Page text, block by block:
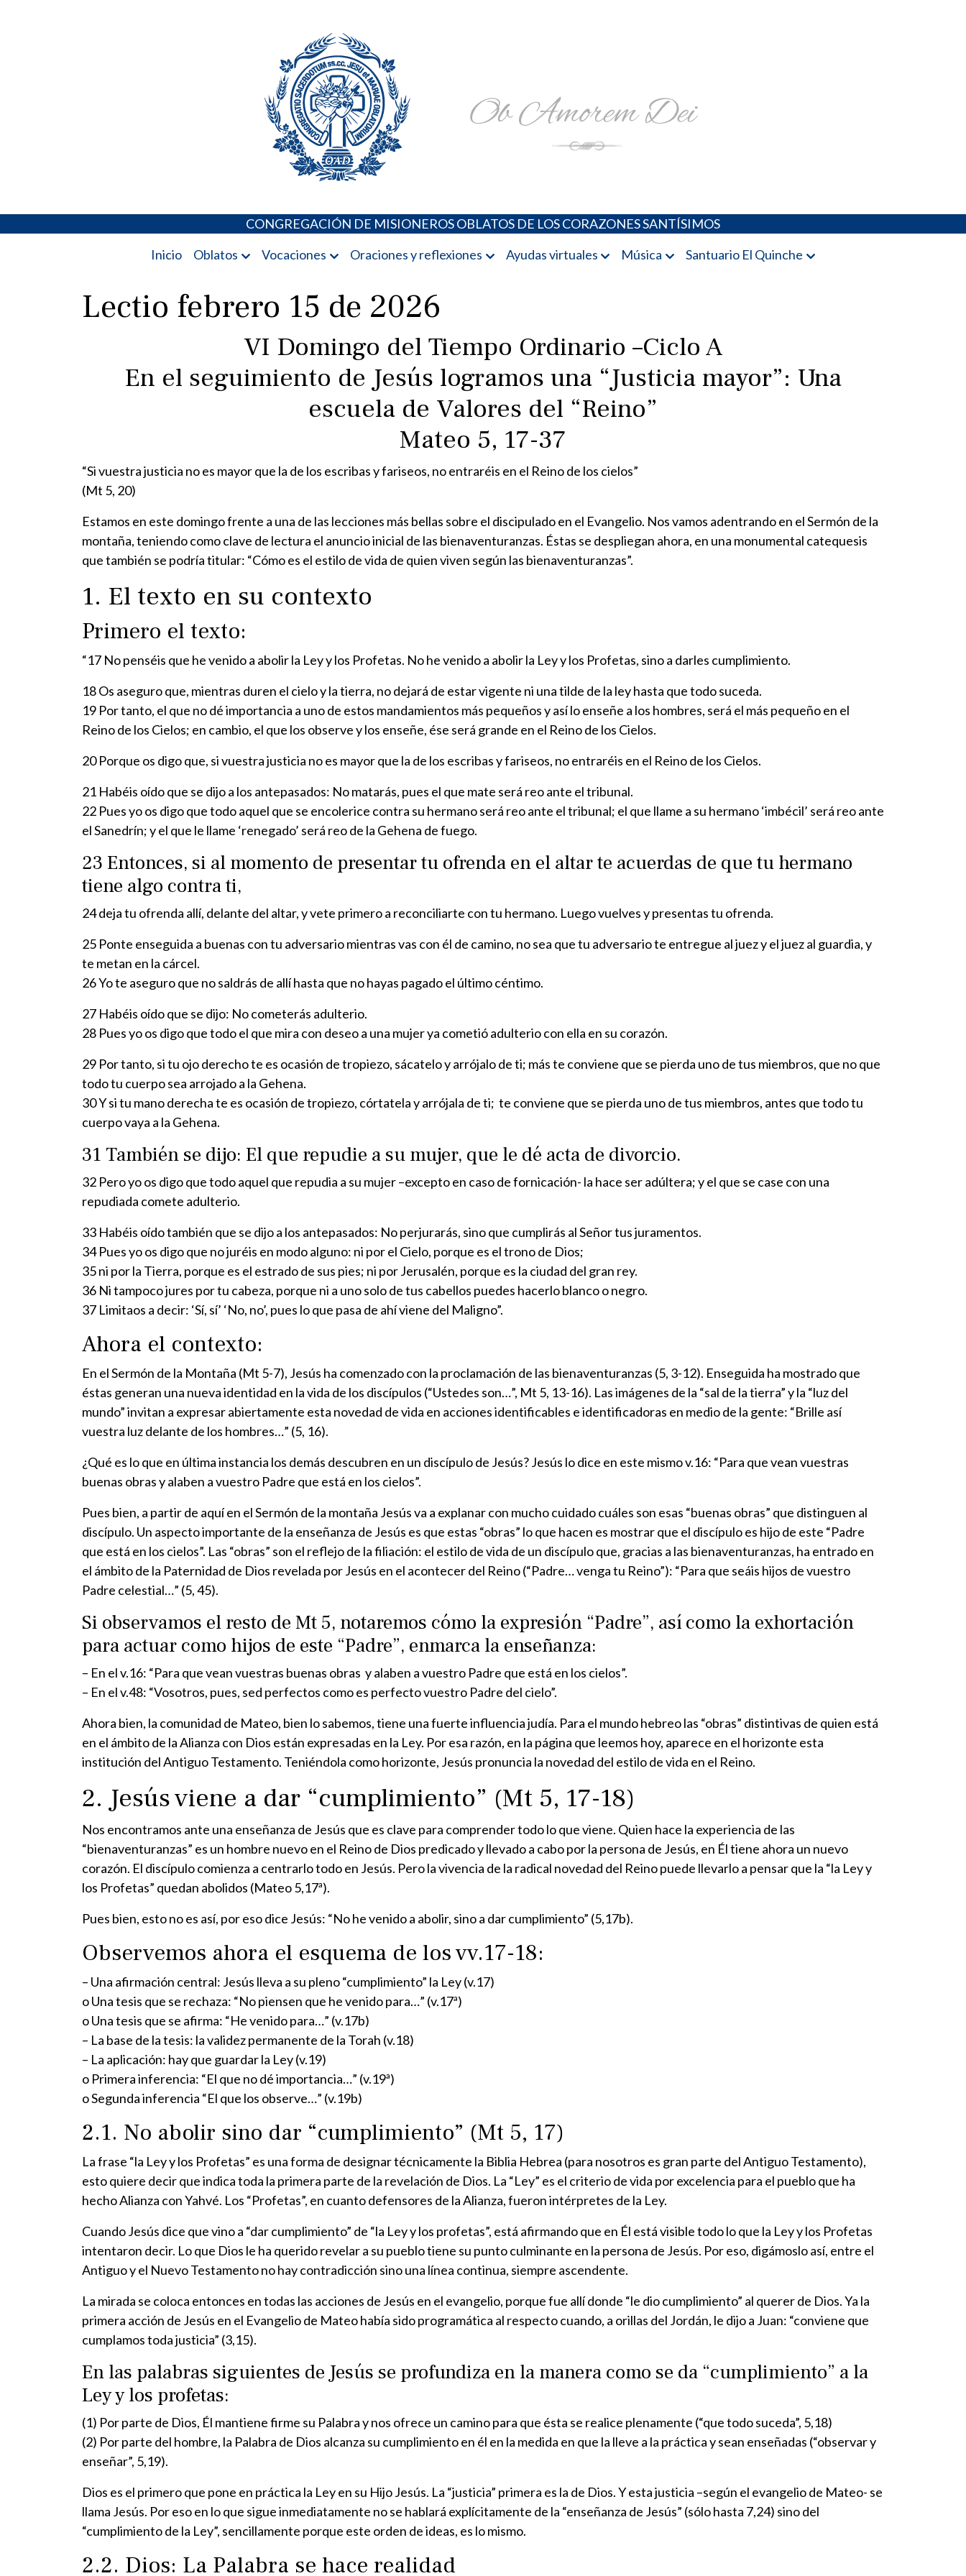
CONGREGACIÓN DE MISIONEROS OBLATOS DE LOS CORAZONES SANTÍSIMOS
Inicio
Oblatos Vocaciones Oraciones y reflexiones Ayudas virtuales Música Santuario El Quinche
Lectio febrero 15 de 2026
VI Domingo del Tiempo Ordinario –Ciclo A
En el seguimiento de Jesús logramos una “Justicia mayor”: Una
escuela de Valores del “Reino”
Mateo 5, 17-37
“Si vuestra justicia no es mayor que la de los escribas y fariseos, no entraréis en el Reino de los cielos”
(Mt 5, 20)
Estamos en este domingo frente a una de las lecciones más bellas sobre el discipulado en el Evangelio. Nos vamos adentrando en el Sermón de la
montaña, teniendo como clave de lectura el anuncio inicial de las bienaventuranzas. Éstas se despliegan ahora, en una monumental catequesis
que también se podría titular: “Cómo es el estilo de vida de quien viven según las bienaventuranzas”.
1. El texto en su contexto
Primero el texto:
“17 No penséis que he venido a abolir la Ley y los Profetas. No he venido a abolir la Ley y los Profetas, sino a darles cumplimiento.
18 Os aseguro que, mientras duren el cielo y la tierra, no dejará de estar vigente ni una tilde de la ley hasta que todo suceda.
19 Por tanto, el que no dé importancia a uno de estos mandamientos más pequeños y así lo enseñe a los hombres, será el más pequeño en el
Reino de los Cielos; en cambio, el que los observe y los enseñe, ése será grande en el Reino de los Cielos.
20 Porque os digo que, si vuestra justicia no es mayor que la de los escribas y fariseos, no entraréis en el Reino de los Cielos.
21 Habéis oído que se dijo a los antepasados: No matarás, pues el que mate será reo ante el tribunal.
22 Pues yo os digo que todo aquel que se encolerice contra su hermano será reo ante el tribunal; el que llame a su hermano ‘imbécil’ será reo ante
el Sanedrín; y el que le llame ‘renegado’ será reo de la Gehena de fuego.
23 Entonces, si al momento de presentar tu ofrenda en el altar te acuerdas de que tu hermano
tiene algo contra ti,
24 deja tu ofrenda allí, delante del altar, y vete primero a reconciliarte con tu hermano. Luego vuelves y presentas tu ofrenda.
25 Ponte enseguida a buenas con tu adversario mientras vas con él de camino, no sea que tu adversario te entregue al juez y el juez al guardia, y
te metan en la cárcel.
26 Yo te aseguro que no saldrás de allí hasta que no hayas pagado el último céntimo.
27 Habéis oído que se dijo: No cometerás adulterio.
28 Pues yo os digo que todo el que mira con deseo a una mujer ya cometió adulterio con ella en su corazón.
29 Por tanto, si tu ojo derecho te es ocasión de tropiezo, sácatelo y arrójalo de ti; más te conviene que se pierda uno de tus miembros, que no que
todo tu cuerpo sea arrojado a la Gehena.
30 Y si tu mano derecha te es ocasión de tropiezo, córtatela y arrójala de ti; te conviene que se pierda uno de tus miembros, antes que todo tu
cuerpo vaya a la Gehena.
31 También se dijo: El que repudie a su mujer, que le dé acta de divorcio.
32 Pero yo os digo que todo aquel que repudia a su mujer –excepto en caso de fornicación- la hace ser adúltera; y el que se case con una
repudiada comete adulterio.
33 Habéis oído también que se dijo a los antepasados: No perjurarás, sino que cumplirás al Señor tus juramentos.
34 Pues yo os digo que no juréis en modo alguno: ni por el Cielo, porque es el trono de Dios;
35 ni por la Tierra, porque es el estrado de sus pies; ni por Jerusalén, porque es la ciudad del gran rey.
36 Ni tampoco jures por tu cabeza, porque ni a uno solo de tus cabellos puedes hacerlo blanco o negro.
37 Limitaos a decir: ‘Sí, sí’ ‘No, no’, pues lo que pasa de ahí viene del Maligno”.
Ahora el contexto:
En el Sermón de la Montaña (Mt 5-7), Jesús ha comenzado con la proclamación de las bienaventuranzas (5, 3-12). Enseguida ha mostrado que
éstas generan una nueva identidad en la vida de los discípulos (“Ustedes son…”, Mt 5, 13-16). Las imágenes de la “sal de la tierra” y la “luz del
mundo” invitan a expresar abiertamente esta novedad de vida en acciones identificables e identificadoras en medio de la gente: “Brille así
vuestra luz delante de los hombres…” (5, 16).
¿Qué es lo que en última instancia los demás descubren en un discípulo de Jesús? Jesús lo dice en este mismo v.16: “Para que vean vuestras
buenas obras y alaben a vuestro Padre que está en los cielos”.
Pues bien, a partir de aquí en el Sermón de la montaña Jesús va a explanar con mucho cuidado cuáles son esas “buenas obras” que distinguen al
discípulo. Un aspecto importante de la enseñanza de Jesús es que estas “obras” lo que hacen es mostrar que el discípulo es hijo de este “Padre
que está en los cielos”. Las “obras” son el reflejo de la filiación: el estilo de vida de un discípulo que, gracias a las bienaventuranzas, ha entrado en
el ámbito de la Paternidad de Dios revelada por Jesús en el acontecer del Reino (“Padre… venga tu Reino”): “Para que seáis hijos de vuestro
Padre celestial…” (5, 45).
Si observamos el resto de Mt 5, notaremos cómo la expresión “Padre”, así como la exhortación
para actuar como hijos de este “Padre”, enmarca la enseñanza:
– En el v.16: “Para que vean vuestras buenas obras y alaben a vuestro Padre que está en los cielos”.
– En el v.48: “Vosotros, pues, sed perfectos como es perfecto vuestro Padre del cielo”.
Ahora bien, la comunidad de Mateo, bien lo sabemos, tiene una fuerte influencia judía. Para el mundo hebreo las “obras” distintivas de quien está
en el ámbito de la Alianza con Dios están expresadas en la Ley. Por esa razón, en la página que leemos hoy, aparece en el horizonte esta
institución del Antiguo Testamento. Teniéndola como horizonte, Jesús pronuncia la novedad del estilo de vida en el Reino.
2. Jesús viene a dar “cumplimiento” (Mt 5, 17-18)
Nos encontramos ante una enseñanza de Jesús que es clave para comprender todo lo que viene. Quien hace la experiencia de las
“bienaventuranzas” es un hombre nuevo en el Reino de Dios predicado y llevado a cabo por la persona de Jesús, en Él tiene ahora un nuevo
corazón. El discípulo comienza a centrarlo todo en Jesús. Pero la vivencia de la radical novedad del Reino puede llevarlo a pensar que la “la Ley y
los Profetas” quedan abolidos (Mateo 5,17ª).
Pues bien, esto no es así, por eso dice Jesús: “No he venido a abolir, sino a dar cumplimiento” (5,17b).
Observemos ahora el esquema de los vv.17-18:
– Una afirmación central: Jesús lleva a su pleno “cumplimiento” la Ley (v.17)
o Una tesis que se rechaza: “No piensen que he venido para…” (v.17ª)
o Una tesis que se afirma: “He venido para…” (v.17b)
– La base de la tesis: la validez permanente de la Torah (v.18)
– La aplicación: hay que guardar la Ley (v.19)
o Primera inferencia: “El que no dé importancia…” (v.19ª)
o Segunda inferencia “El que los observe…” (v.19b)
2.1. No abolir sino dar “cumplimiento” (Mt 5, 17)
La frase “la Ley y los Profetas” es una forma de designar técnicamente la Biblia Hebrea (para nosotros es gran parte del Antiguo Testamento),
esto quiere decir que indica toda la primera parte de la revelación de Dios. La “Ley” es el criterio de vida por excelencia para el pueblo que ha
hecho Alianza con Yahvé. Los “Profetas”, en cuanto defensores de la Alianza, fueron intérpretes de la Ley.
Cuando Jesús dice que vino a “dar cumplimiento” de “la Ley y los profetas”, está afirmando que en Él está visible todo lo que la Ley y los Profetas
intentaron decir. Lo que Dios le ha querido revelar a su pueblo tiene su punto culminante en la persona de Jesús. Por eso, digámoslo así, entre el
Antiguo y el Nuevo Testamento no hay contradicción sino una línea continua, siempre ascendente.
La mirada se coloca entonces en todas las acciones de Jesús en el evangelio, porque fue allí donde “le dio cumplimiento” al querer de Dios. Ya la
primera acción de Jesús en el Evangelio de Mateo había sido programática al respecto cuando, a orillas del Jordán, le dijo a Juan: “conviene que
cumplamos toda justicia” (3,15).
En las palabras siguientes de Jesús se profundiza en la manera como se da “cumplimiento” a la
Ley y los profetas:
(1) Por parte de Dios, Él mantiene firme su Palabra y nos ofrece un camino para que ésta se realice plenamente (“que todo suceda”, 5,18)
(2) Por parte del hombre, la Palabra de Dios alcanza su cumplimiento en él en la medida en que la lleve a la práctica y sean enseñadas (“observar y
enseñar”, 5,19).
Dios es el primero que pone en práctica la Ley en su Hijo Jesús. La “justicia” primera es la de Dios. Y esta justicia –según el evangelio de Mateo- se
llama Jesús. Por eso en lo que sigue inmediatamente no se hablará explícitamente de la “enseñanza de Jesús” (sólo hasta 7,24) sino del
“cumplimiento de la Ley”, sencillamente porque este orden de ideas, es lo mismo.
2.2. Dios: La Palabra se hace realidad